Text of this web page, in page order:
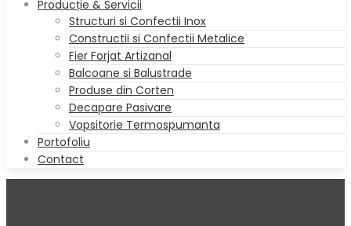
Producție & Servicii
Structuri si Confectii Inox
Constructii si Confectii Metalice
Fier Forjat Artizanal
Balcoane si Balustrade
Produse din Corten
Decapare Pasivare
Vopsitorie Termospumanta
Portofoliu
Contact